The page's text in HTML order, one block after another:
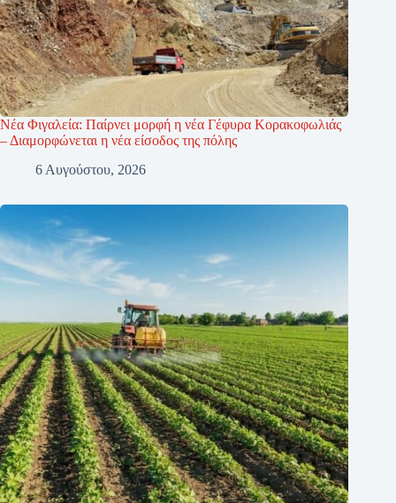
Νέα Φιγαλεία: Παίρνει μορφή η νέα Γέφυρα Κορακοφωλιάς
– Διαμορφώνεται η νέα είσοδος της πόλης
6 Αυγούστου, 2026